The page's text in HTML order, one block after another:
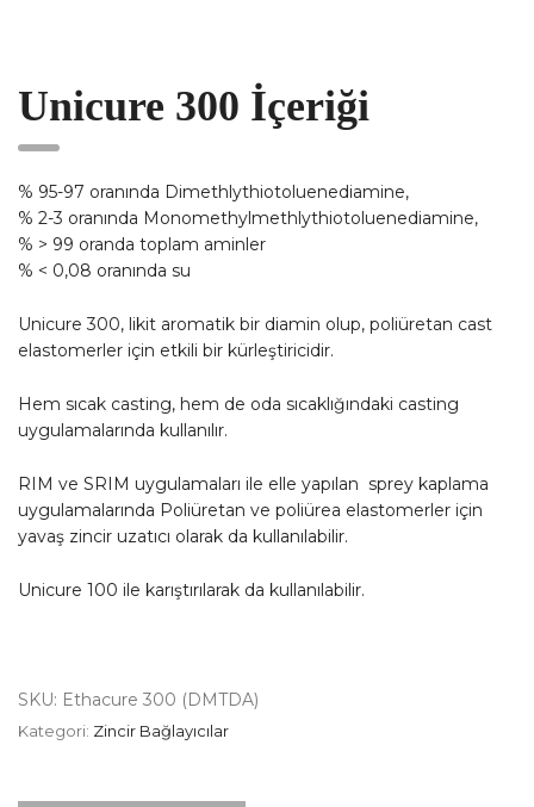
Unicure 300 İçeriği
% 95-97 oranında Dimethlythiotoluenediamine,
% 2-3 oranında Monomethylmethlythiotoluenediamine,
% > 99 oranda toplam aminler
% < 0,08 oranında su
Unicure 300, likit aromatik bir diamin olup, poliüretan cast
elastomerler için etkili bir kürleştiricidir.
Hem sıcak casting, hem de oda sıcaklığındaki casting
uygulamalarında kullanılır.
RIM ve SRIM uygulamaları ile elle yapılan sprey kaplama
uygulamalarında Poliüretan ve poliürea elastomerler için
yavaş zincir uzatıcı olarak da kullanılabilir.
Unicure 100 ile karıştırılarak da kullanılabilir.
SKU: Ethacure 300 (DMTDA)
Kategori: Zincir Bağlayıcılar